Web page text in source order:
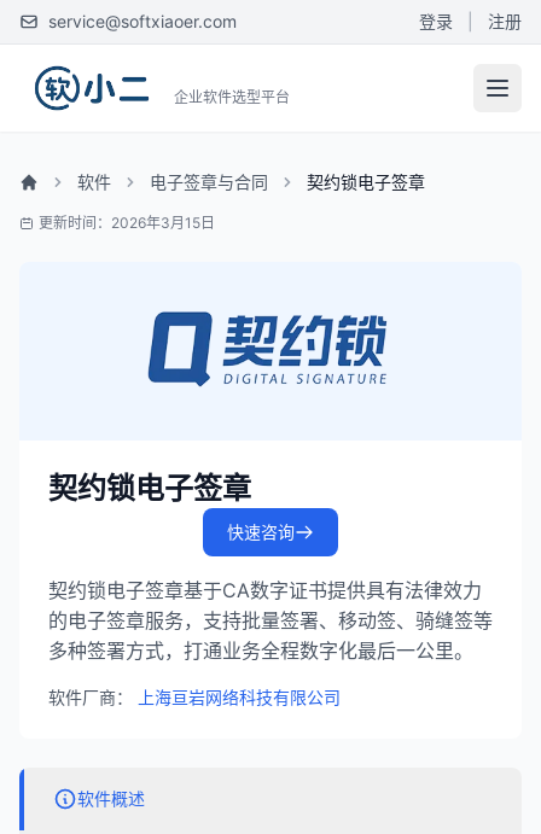
service@softxiaoer.com 登录 注册
企业软件选型平台
软件 电子签章与合同 契约锁电子签章
更新时间：2026年3月15日
契约锁电子签章
快速咨询
契约锁电子签章基于CA数字证书提供具有法律效力
的电子签章服务，支持批量签署、移动签、骑缝签等
多种签署方式，打通业务全程数字化最后一公里。
软件厂商： 上海亘岩网络科技有限公司
软件概述